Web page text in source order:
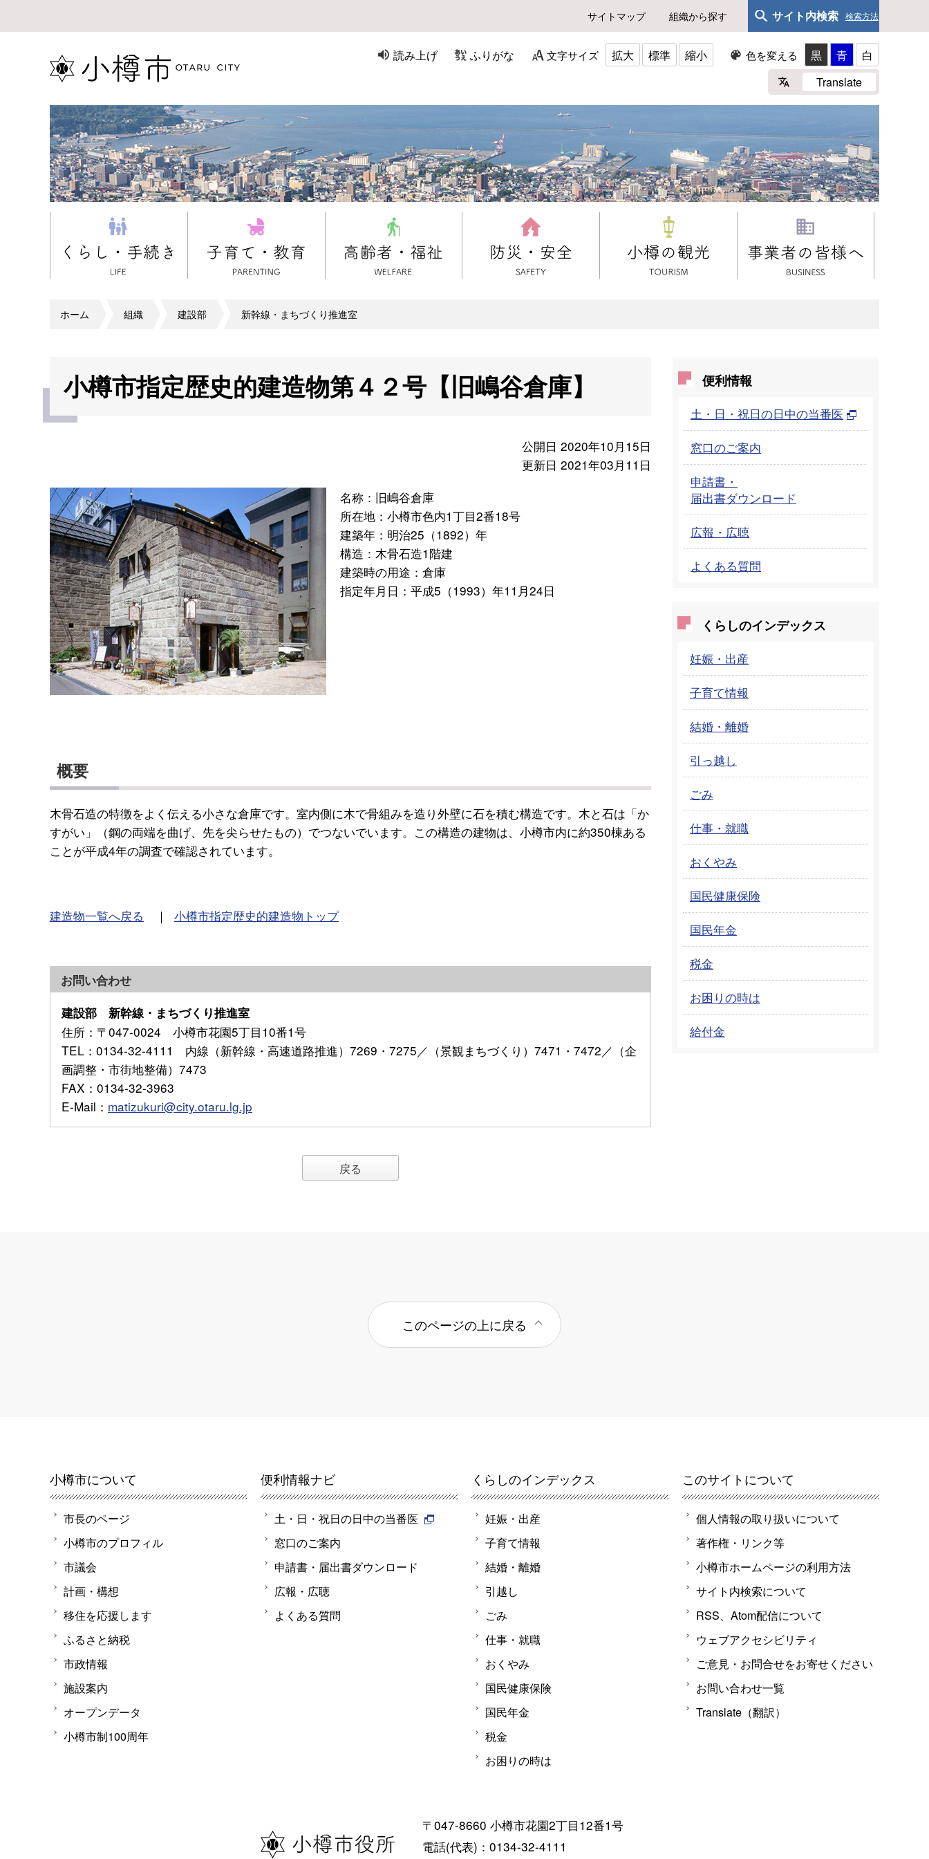
サイトマップ 組織から探す サイト内検索 検索方法
読み上げ ふりがな 文字サイズ 拡大 標準 縮小 色を変える 黒 青
白
Translate
ホーム 組織 建設部 新幹線・まちづくり推進室
小樽市指定歴史的建造物第４２号【旧嶋谷倉庫】
公開日 2020年10月15日
更新日 2021年03月11日
名称：旧嶋谷倉庫
所在地：小樽市色内1丁目2番18号
建築年：明治25（1892）年
構造：木骨石造1階建
建築時の用途：倉庫
指定年月日：平成5（1993）年11月24日
概要
木骨石造の特徴をよく伝える小さな倉庫です。室内側に木で骨組みを造り外壁に石を積む構造です。木と石は「か
すがい」（鋼の両端を曲げ、先を尖らせたもの）でつないでいます。この構造の建物は、小樽市内に約350棟ある
ことが平成4年の調査で確認されています。
建造物一覧へ戻る ｜ 小樽市指定歴史的建造物トップ
お問い合わせ
建設部 新幹線・まちづくり推進室
住所 ：〒047-0024 小樽市花園5丁目10番1号
TEL ：0134-32-4111 内線（新幹線・高速道路推進）7269・7275／（景観まちづくり）7471・7472／（企
画調整・市街地整備）7473
FAX ：0134-32-3963
E-Mail ： matizukuri@city.otaru.lg.jp
戻る
便利情報
土・日・祝日の日中の当番医
窓口のご案内
申請書・
届出書ダウンロード
広報・広聴
よくある質問
くらしのインデックス
妊娠・出産
子育て情報
結婚・離婚
引っ越し
ごみ
仕事・就職
おくやみ
国民健康保険
国民年金
税金
お困りの時は
給付金
このページの上に戻る
小樽市について
市長のページ
小樽市のプロフィル
市議会
計画・構想
移住を応援します
ふるさと納税
市政情報
施設案内
オープンデータ
小樽市制100周年
便利情報ナビ
土・日・祝日の日中の当番医
窓口のご案内
申請書・届出書ダウンロード
広報・広聴
よくある質問
くらしのインデックス
妊娠・出産
子育て情報
結婚・離婚
引越し
ごみ
仕事・就職
おくやみ
国民健康保険
国民年金
税金
お困りの時は
このサイトについて
個人情報の取り扱いについて
著作権・リンク等
小樽市ホームページの利用方法
サイト内検索について
RSS、Atom配信について
ウェブアクセシビリティ
ご意見・お問合せをお寄せください
お問い合わせ一覧
Translate（翻訳）
〒047-8660 小樽市花園2丁目12番1号
電話(代表)：0134-32-4111